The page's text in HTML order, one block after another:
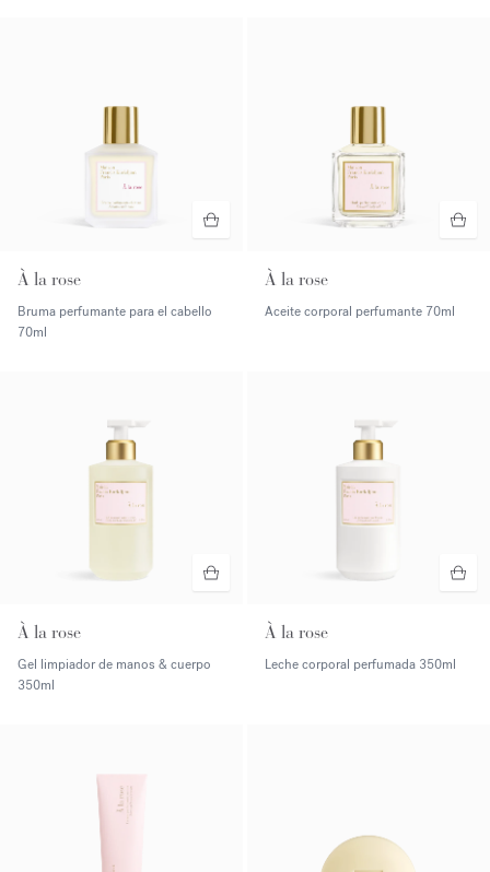
À la rose
Bruma perfumante para el cabello
70ml
À la rose
Aceite corporal perfumante 70ml
À la rose
Gel limpiador de manos & cuerpo
350ml
À la rose
Leche corporal perfumada 350ml